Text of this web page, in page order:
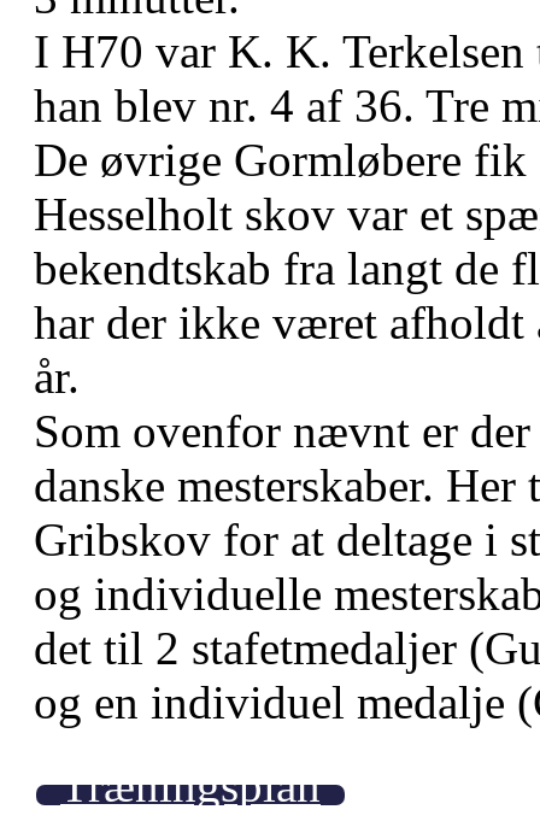
I H70 var K. K.
han blev nr. 4 af 36. Tre
De øvrige Gormløbere
Hesselholt skov var et
bekendtskab fra langt de
har der ikke været afholdt
år.
Som ovenfor nævnt er
danske mesterskaber.
Gribskov for at deltage i
og individuelle
det til 2 stafetmedaljer
og en individuel medalje
Træningsplan